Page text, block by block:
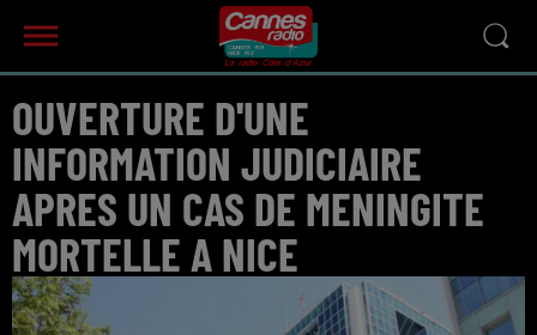
OUVERTURE D'UNE
INFORMATION JUDICIAIRE
APRES UN CAS DE MENINGITE
MORTELLE A NICE